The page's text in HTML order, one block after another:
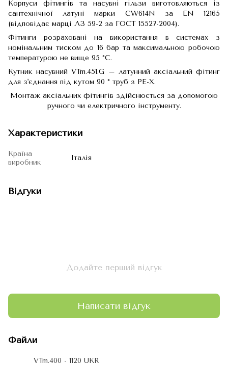
Корпуси фітингів та насувні гільзи виготовляються із
сантехнічної латуні марки CW614N за EN 12165
(відповідає марці ЛЗ 59-2 за ГОСТ 15527-2004).
Фітинги розраховані на використання в системах з
номінальним тиском до 16 бар та максимальною робочою
температурою не вище 95 °С.
Кутник насувний VTm.451.G – латунний аксіальний фітинг
для з'єднання під кутом 90 ° труб з PE-X.
Монтаж аксіальних фітингів здійснюється за допомогою
ручного чи електричного інструменту.
Характеристики
Країна
виробник
Італія
Відгуки
Додайте перший відгук
Написати відгук
Файли
VTm.400 - 1120 UKR